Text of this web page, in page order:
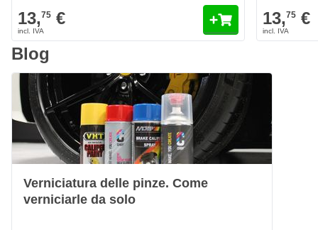
13,75 € 13,75 €
Blog
Verniciatura delle pinze. Come
verniciarle da solo